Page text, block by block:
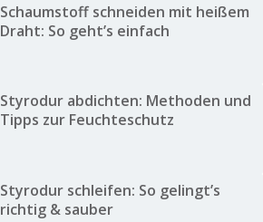
Schaumstoff schneiden mit heißem
Draht: So geht’s einfach
Styrodur abdichten: Methoden und
Tipps zur Feuchteschutz
Styrodur schleifen: So gelingt’s
richtig & sauber